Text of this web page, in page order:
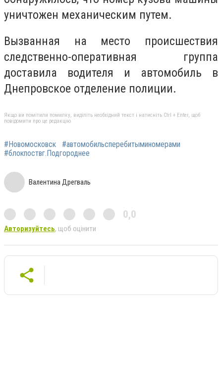
уничтожен механическим путем.
Вызванная на место происшествия
следственно-оперативная группа
доставила водителя и автомобиль в
Днепровское отделение полиции.
Якщо ви помітили помилку, виділіть необхідний текст і натисніть Ctrl + Enter, щоб
повідомити про це редакцію
#Новомосковск
#автомобильсперебитыминомерами
#блокпоствг.Подгороднее
Валентина Дрегваль
0,0
Авторизуйтесь, щоб оцінити